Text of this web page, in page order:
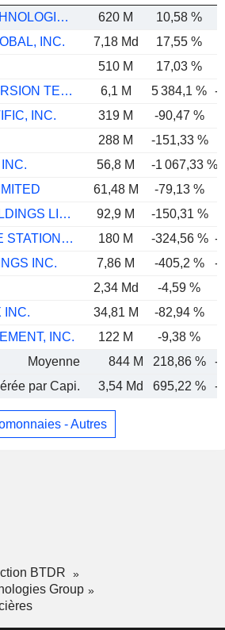
BITDEER TECHNOLOGIES GROUP 620 M 10,58 %
INC.
7,18 Md 17,55 %
510 M 17,03 %
BITMINE IMMERSION TECHNOLOGIES, INC.
6,1 M 5 384,1 % -
INC.
319 M -90,47 %
288 M -151,33 %
56,8 M -1 067,33 %
61,48 M -79,13 %
HASHKEY HOLDINGS LIMITED
92,9 M -150,31 %
GEMINI SPACE STATION, INC.
180 M -324,56 % -
INC.
7,86 M -405,2 %
-
2,34 Md -4,59 %
INC.
34,81 M -82,94 %
INC.
122 M -9,38 %
Moyenne
844 M 218,86 %
-
par Capi.
3,54 Md 695,22 % -
- Autres
BTDR
Group